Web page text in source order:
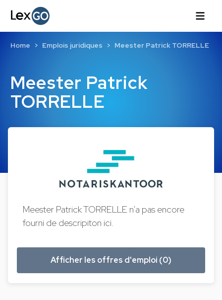
Meester Patrick
TORRELLE
Home Emplois juridiques Meester Patrick TORRELLE
Meester Patrick TORRELLE n'a pas encore
fourni de descripiton ici.
Afficher les offres d'emploi (0)